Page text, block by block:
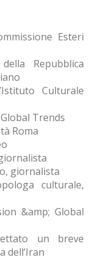
Esteri
Repubblica
Culturale
Trends
Roma
giornalista
culturale,
&amp; Global
un breve
dell’Iran